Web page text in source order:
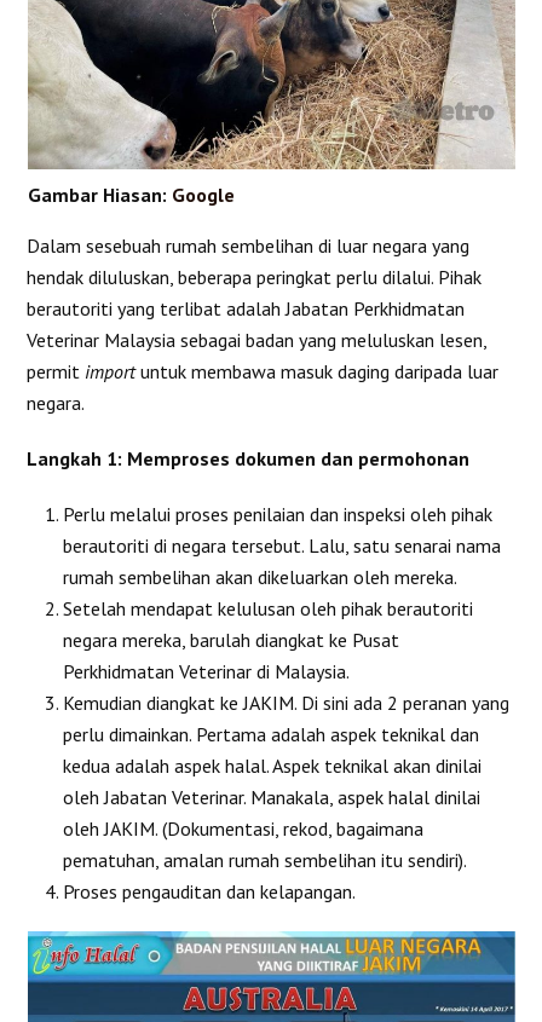
Gambar Hiasan: Google
Dalam sesebuah rumah sembelihan di luar negara yang
hendak diluluskan, beberapa peringkat perlu dilalui. Pihak
berautoriti yang terlibat adalah Jabatan Perkhidmatan
Veterinar Malaysia sebagai badan yang meluluskan lesen,
permit importuntuk membawa masuk daging daripada luar
negara.
Langkah 1: Memproses dokumen dan permohonan
Perlu melalui proses penilaian dan inspeksi oleh pihak
berautoriti di negara tersebut. Lalu, satu senarai nama
rumah sembelihan akan dikeluarkan oleh mereka.
Setelah mendapat kelulusan oleh pihak berautoriti
negara mereka, barulah diangkat ke Pusat
Perkhidmatan Veterinar di Malaysia.
Kemudian diangkat ke JAKIM. Di sini ada 2 peranan yang
perlu dimainkan. Pertama adalah aspek teknikal dan
kedua adalah aspek halal. Aspek teknikal akan dinilai
oleh Jabatan Veterinar. Manakala, aspek halal dinilai
oleh JAKIM. (Dokumentasi, rekod, bagaimana
pematuhan, amalan rumah sembelihan itu sendiri).
Proses pengauditan dan kelapangan.